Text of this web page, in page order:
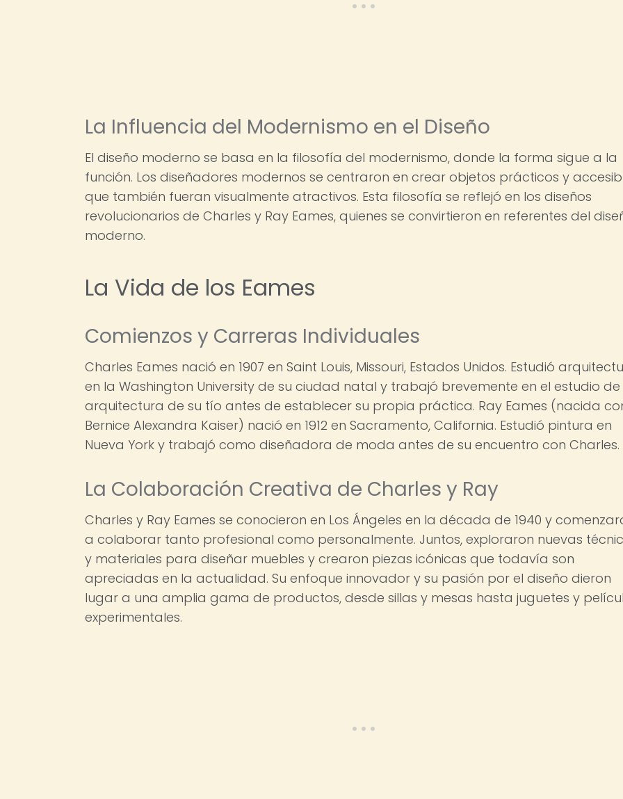
La Influencia del Modernismo en el Diseño
El diseño moderno se basa en la filosofía del modernismo, donde la forma sigue a la
función. Los diseñadores modernos se centraron en crear objetos prácticos y
que también fueran visualmente atractivos. Esta filosofía se reflejó en los diseños
revolucionarios de Charles y Ray Eames, quienes se convirtieron en referentes del
moderno.
La Vida de los Eames
Comienzos y Carreras Individuales
Charles Eames nació en 1907 en Saint Louis, Missouri, Estados Unidos. Estudió
en la Washington University de su ciudad natal y trabajó brevemente en el estudio de
arquitectura de su tío antes de establecer su propia práctica. Ray Eames (nacida
Bernice Alexandra Kaiser) nació en 1912 en Sacramento, California. Estudió pintura en
Nueva York y trabajó como diseñadora de moda antes de su encuentro con Charles.
La Colaboración Creativa de Charles y Ray
Charles y Ray Eames se conocieron en Los Ángeles en la década de 1940 y
a colaborar tanto profesional como personalmente. Juntos, exploraron nuevas
y materiales para diseñar muebles y crearon piezas icónicas que todavía son
apreciadas en la actualidad. Su enfoque innovador y su pasión por el diseño dieron
lugar a una amplia gama de productos, desde sillas y mesas hasta juguetes y
experimentales.